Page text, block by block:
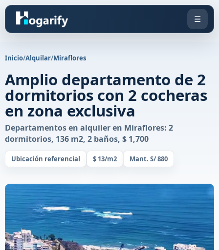
☰
Inicio/Alquilar/Miraflores
Amplio departamento de 2
dormitorios con 2 cocheras
en zona exclusiva
Departamentos en alquiler en Miraflores: 2
dormitorios, 136 m2, 2 baños, $ 1,700
Ubicación referencial $ 13/m2 Mant. S/ 880